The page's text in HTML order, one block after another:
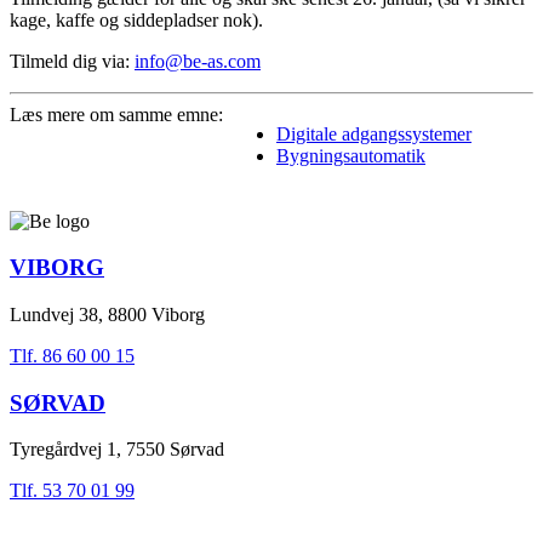
kage, kaffe og siddepladser nok).
Tilmeld dig via: info@be-as.com
Læs mere om samme emne:
Digitale adgangssystemer
Bygningsautomatik
VIBORG
Lundvej 38, 8800 Viborg
Tlf. 86 60 00 15
SØRVAD
Tyregårdvej 1, 7550 Sørvad
Tlf. 53 70 01 99